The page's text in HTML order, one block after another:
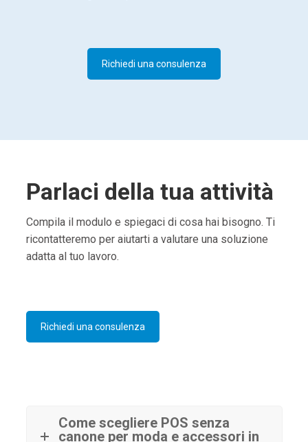
Richiedi una consulenza
Parlaci della tua attività
Compila il modulo e spiegaci di cosa hai bisogno. Ti
ricontatteremo per aiutarti a valutare una soluzione
adatta al tuo lavoro.
Richiedi una consulenza
Come scegliere POS senza
canone per moda e accessori in